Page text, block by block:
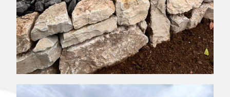
RÉNOVATION DES ABORDS D’UNE PISCINE
VIRIGNEUX - 42140